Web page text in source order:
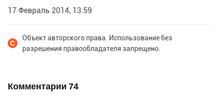
17 Февраль 2014, 13:59
Объект авторского права. Использование без
разрешения правообладателя запрещено.
Комментарии 74